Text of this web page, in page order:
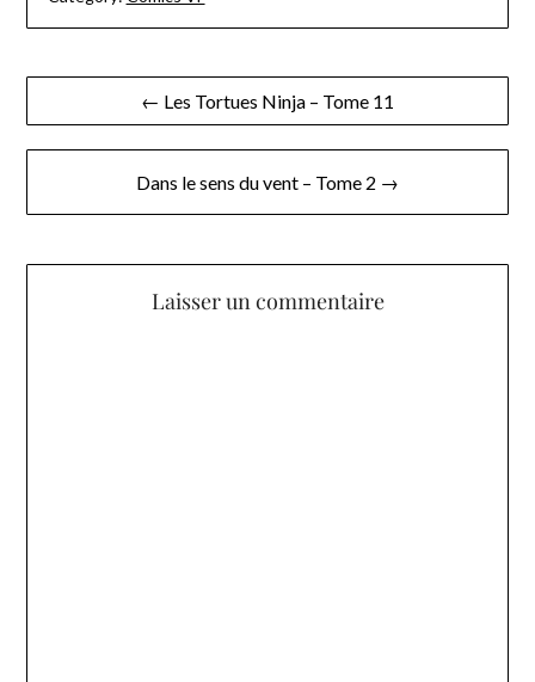
Navigation
de
← Les Tortues Ninja – Tome 11
Dans le sens du vent – Tome 2 →
Laisser un commentaire